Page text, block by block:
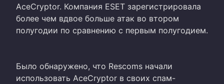
AceCryptor. Компания ESET зарегистрировала
более чем вдвое больше атак во втором
полугодии по сравнению с первым полугодием.
Было обнаружено, что Rescoms начали
использовать AceCryptor в своих спам-